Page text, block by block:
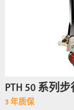
PTH 50 系列
3 年质保